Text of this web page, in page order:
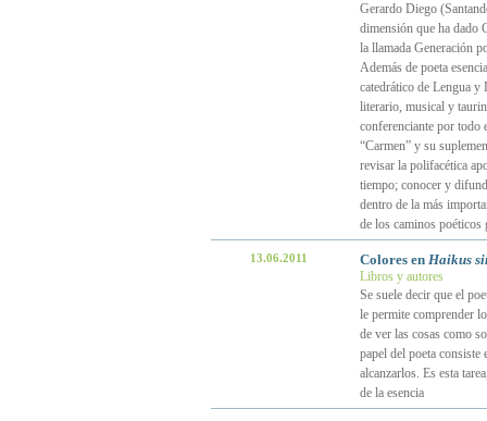
Gerardo Diego
dimensión que ha dado
la llamada Generación
Además de poeta
catedrático de Lengua
literario, musical y
conferenciante por todo
“Carmen” y su
revisar la polifacética
tiempo; conocer y
dentro de la más
de los caminos poéticos
13.06.2011 Colores en Haikus
Libros y autores
Se suele decir que el
le permite comprender
de ver las cosas como
papel del poeta
alcanzarlos. Es esta
de la esencia